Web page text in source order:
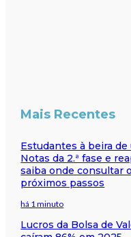
Mais Recentes
Estudantes à beira
Notas da 2.ª fase e
saiba onde consultar
próximos passos
há 1 minuto
Lucros da Bolsa de